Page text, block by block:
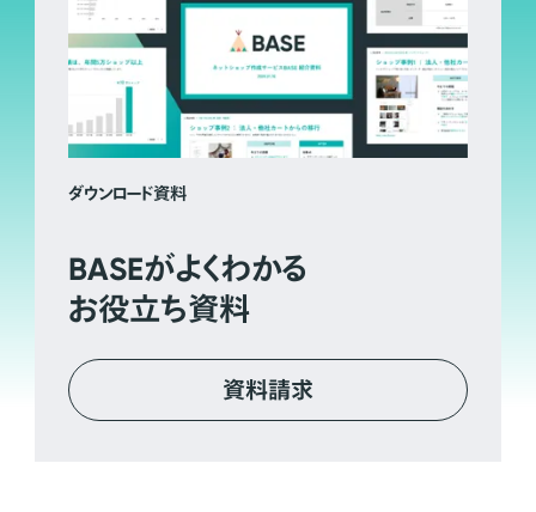
ダウンロード資料
BASEがよくわかる
お役立ち資料
資料請求